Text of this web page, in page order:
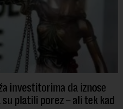
investitorima da iznose
platili porez – ali tek kad